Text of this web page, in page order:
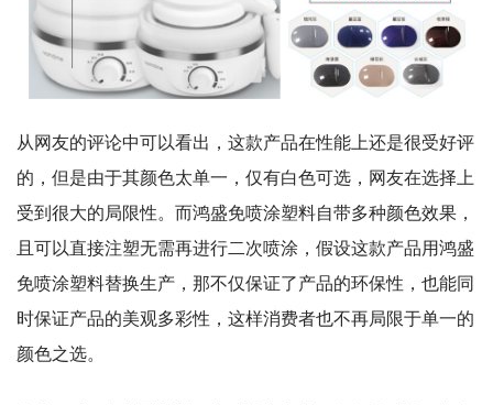
从网友的评论中可以看出，这款产品在性能上还是很受好评
的，但是由于其颜色太单一，仅有白色可选，网友在选择上
受到很大的局限性。而鸿盛免喷涂塑料自带多种颜色效果，
且可以直接注塑无需再进行二次喷涂，假设这款产品用鸿盛
免喷涂塑料替换生产，那不仅保证了产品的环保性，也能同
时保证产品的美观多彩性，这样消费者也不再局限于单一的
颜色之选。